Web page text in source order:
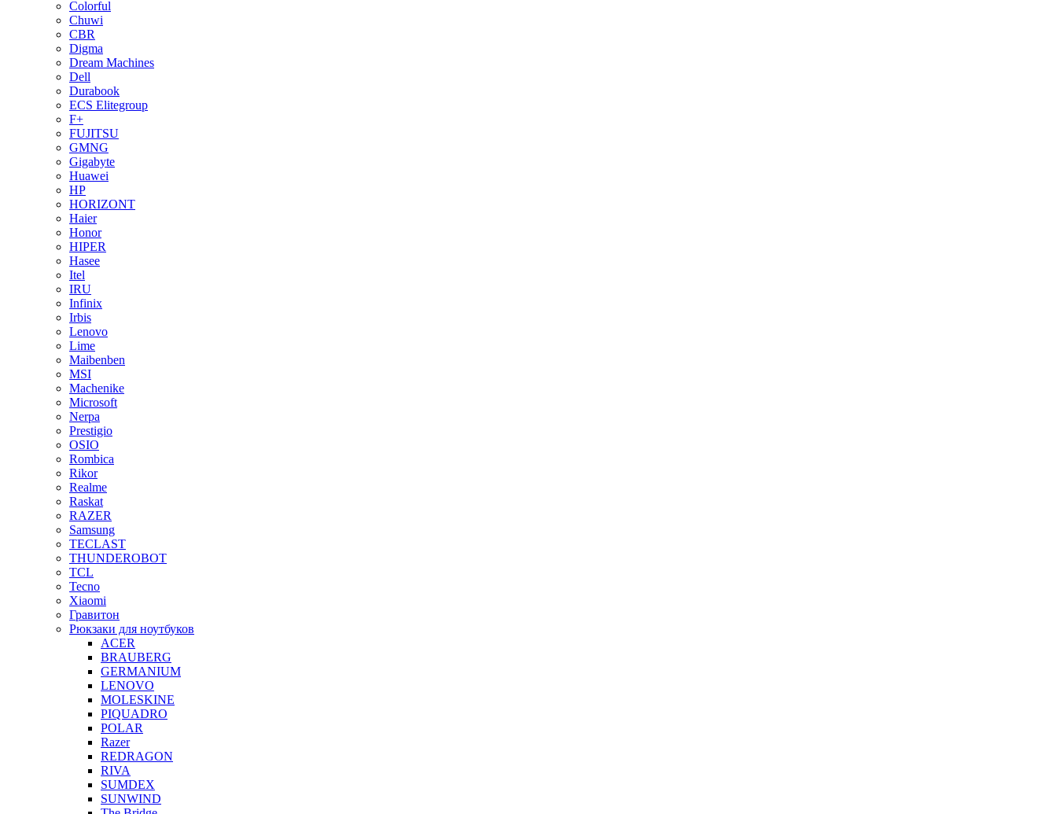
Colorful
Chuwi
CBR
Digma
Dream Machines
Dell
Durabook
ECS Elitegroup
F+
FUJITSU
GMNG
Gigabyte
Huawei
HP
HORIZONT
Haier
Honor
HIPER
Hasee
Itel
IRU
Infinix
Irbis
Lenovo
Lime
Maibenben
MSI
Machenike
Microsoft
Nerpa
Prestigio
OSIO
Rombica
Rikor
Realme
Raskat
RAZER
Samsung
TECLAST
THUNDEROBOT
TCL
Tecno
Xiaomi
Гравитон
Рюкзаки для ноутбуков
ACER
BRAUBERG
GERMANIUM
LENOVO
MOLESKINE
PIQUADRO
POLAR
Razer
REDRAGON
RIVA
SUMDEX
SUNWIND